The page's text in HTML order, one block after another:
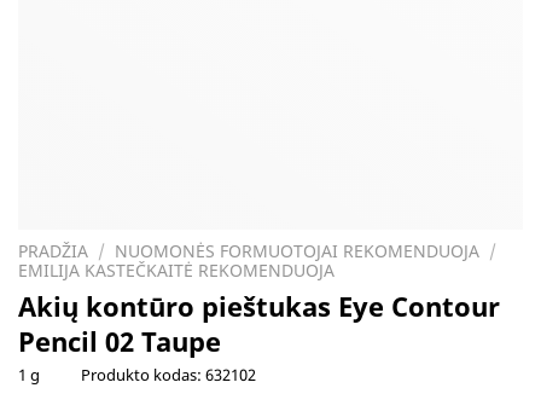
PRADŽIA / NUOMONĖS FORMUOTOJAI REKOMENDUOJA /
EMILIJA KASTEČKAITĖ REKOMENDUOJA
Akių kontūro pieštukas Eye Contour
Pencil 02 Taupe
1 g Produkto kodas: 632102